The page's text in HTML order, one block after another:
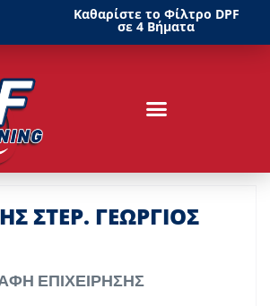
Καθαρίστε το Φίλτρο DPF
σε 4 Βήματα
ΣΤΕΡ. ΓΕΩΡΓΙΟΣ
ΕΠΙΧΕΙΡΗΣΗΣ